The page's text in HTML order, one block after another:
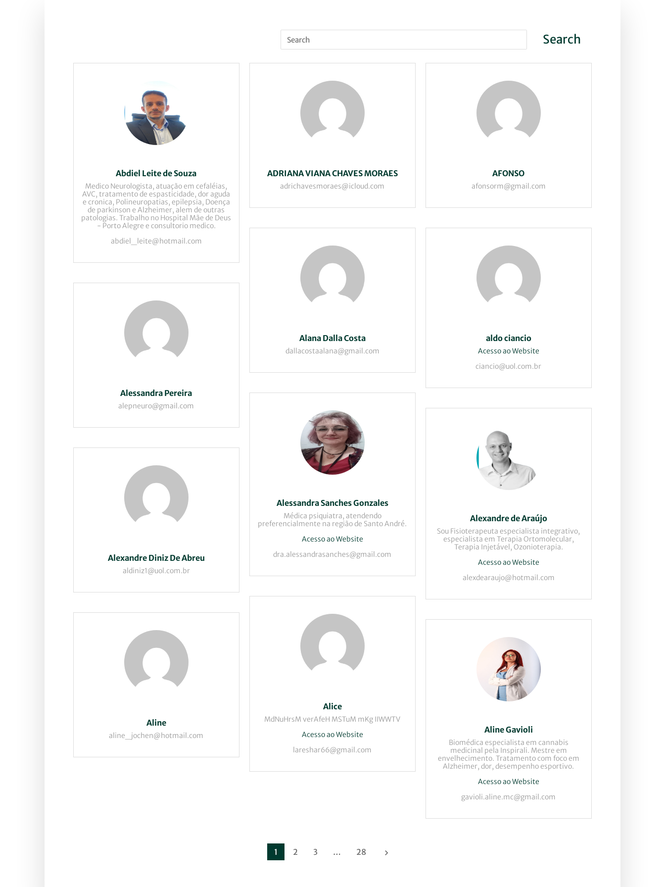
Abdiel Leite de Souza
Medico Neurologista, atuação em cefaléias,
AVC, tratamento de espasticidade, dor aguda
e cronica, Polineuropatias, epilepsia, Doença
de parkinson e Alzheimer, alem de outras
patologias. Trabalho no Hospital Mãe de Deus
- Porto Alegre e consultorio medico.
abdiel_leite@hotmail.com
ADRIANA VIANA CHAVES MORAES
adrichavesmoraes@icloud.com
AFONSO
afonsorm@gmail.com
Alana Dalla Costa
dallacostaalana@gmail.com
aldo ciancio
Acesso ao Website
ciancio@uol.com.br
Alessandra Pereira
alepneuro@gmail.com
Alessandra Sanches Gonzales
Médica psiquiatra, atendendo
preferencialmente na região de Santo André.
Acesso ao Website
dra.alessandrasanches@gmail.com
Alexandre de Araújo
Sou Fisioterapeuta especialista integrativo,
especialista em Terapia Ortomolecular,
Terapia Injetável, Ozonioterapia.
Acesso ao Website
alexdearaujo@hotmail.com
Alexandre Diniz De Abreu
aldiniz1@uol.com.br
Alice
MdNuHrsM verAfeH MSTuM mKg IIWWTV
Acesso ao Website
lareshar66@gmail.com
Aline
aline_jochen@hotmail.com
Aline Gavioli
Biomédica especialista em cannabis
medicinal pela Inspirali. Mestre em
envelhecimento. Tratamento com foco em
Alzheimer, dor, desempenho esportivo.
Acesso ao Website
gavioli.aline.mc@gmail.com
1 2 3 … 28 keyboard_arrow_right